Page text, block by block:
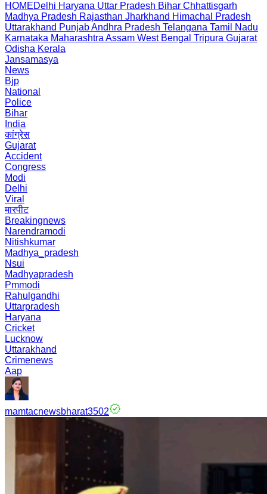
HOMEDelhi Haryana Uttar Pradesh Bihar Chhattisgarh
Madhya Pradesh Rajasthan Jharkhand Himachal Pradesh
Uttarakhand PunjabAndhra Pradesh Telangana Tamil Nadu
Karnataka Maharashtra Assam West Bengal Tripura Gujarat
Odisha Kerala
Jansamasya
News
Bjp
National
Police
Bihar
India
कांग्रेस
Gujarat
Accident
Congress
Modi
Delhi
Viral
मारपीट
Breakingnews
Narendramodi
Nitishkumar
Madhya_pradesh
Nsui
Madhyapradesh
Pmmodi
Rahulgandhi
Uttarpradesh
Haryana
Cricket
Lucknow
Uttarakhand
Crimenews
Aap
mamtacnewsbharat3502